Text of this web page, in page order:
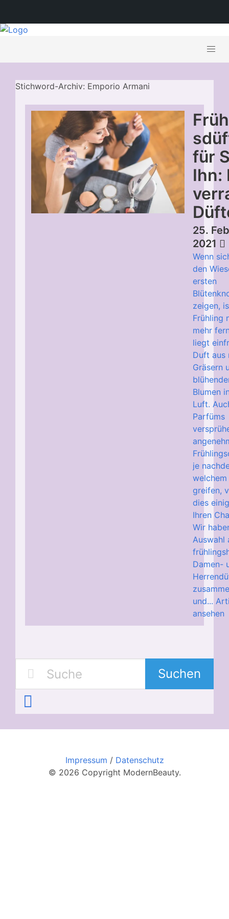
Stichword-Archiv: Emporio Armani
für
Ihn:
25.
2021
Wenn
den
ersten
zeigen,
Frühling
mehr
liegt
Duft aus
Gräsern
Blumen
Luft.
Parfüms
je
greifen,
dies
Ihren
Wir
Auswahl
Damen-
und...
ansehen
Suchen
Impressum / Datenschutz
© 2026 Copyright ModernBeauty.